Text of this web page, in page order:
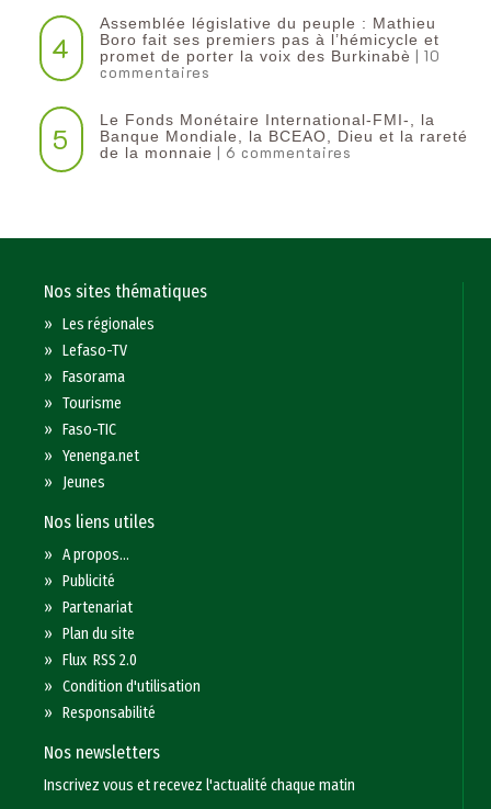
4
Assemblée législative du peuple : Mathieu
Boro fait ses premiers pas à l’hémicycle et
promet de porter la voix des Burkinabè | 10
commentaires
5
Le Fonds Monétaire International-FMI-, la
Banque Mondiale, la BCEAO, Dieu et la rareté
de la monnaie | 6 commentaires
Nos sites thématiques
»Les régionales
»Lefaso-TV
»Fasorama
»Tourisme
»Faso-TIC
»Yenenga.net
» Jeunes
Nos liens utiles
»A propos...
»Publicité
»Partenariat
»Plan du site
»Flux RSS 2.0
»Condition d'utilisation
»Responsabilité
Nos newsletters
Inscrivez vous et recevez l'actualité chaque matin